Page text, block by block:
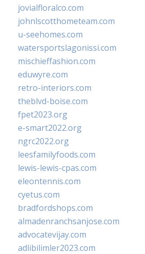
jovialfloralco.com
johnlscotthometeam.com
u-seehomes.com
watersportslagonissi.com
mischieffashion.com
eduwyre.com
retro-interiors.com
theblvd-boise.com
fpet2023.org
e-smart2022.org
ngrc2022.org
leesfamilyfoods.com
lewis-lewis-cpas.com
eleontennis.com
cyetus.com
bradfordshops.com
almadenranchsanjose.com
advocatevijay.com
adlibilimler2023.com